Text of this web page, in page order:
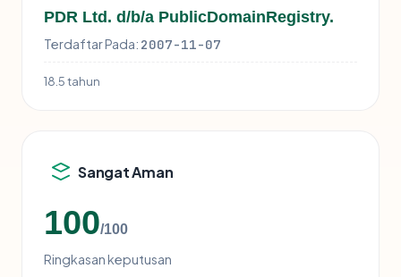
PDR Ltd. d/b/a PublicDomainRegistry.
Terdaftar Pada: 2007-11-07
18.5 tahun
Sangat Aman
100/100
Ringkasan keputusan